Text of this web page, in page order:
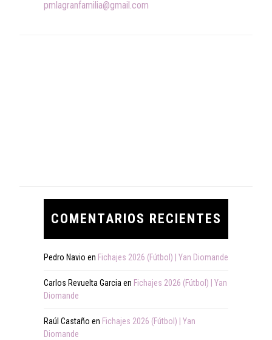
pmlagranfamilia@gmail.com
COMENTARIOS RECIENTES
Pedro Navio en Fichajes 2026 (Fútbol) | Yan Diomande
Carlos Revuelta Garcia en Fichajes 2026 (Fútbol) | Yan
Diomande
Raúl Castaño en Fichajes 2026 (Fútbol) | Yan
Diomande